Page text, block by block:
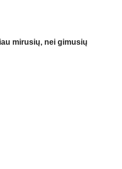
mirusių, nei gimusių